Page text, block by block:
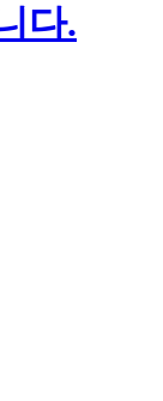
다.